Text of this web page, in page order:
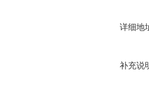
详细地
补充说